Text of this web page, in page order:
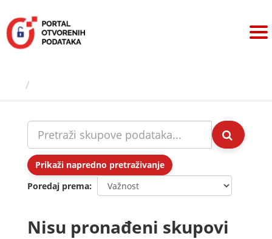
sadržaj
Prikaži napredno pretraživanje
Poredaj prema
Nisu pronađeni skupovi